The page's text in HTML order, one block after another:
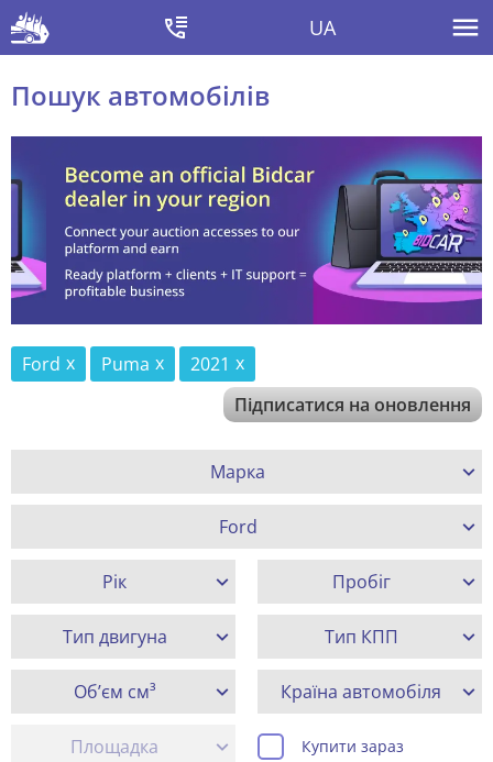
UA
Пошук автомобілів
Ford Puma
2021
Підписатися на оновлення
Марка
Ford
Рік Пробіг
Тип двигуна Тип КПП
Об’єм см³ Країна автомобіля
Площадка Купити зараз